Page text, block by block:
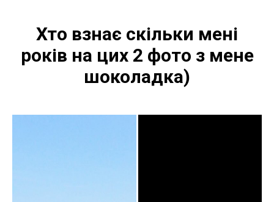
Хто взнає скільки мені
років на цих 2 фото з мене
шоколадка)